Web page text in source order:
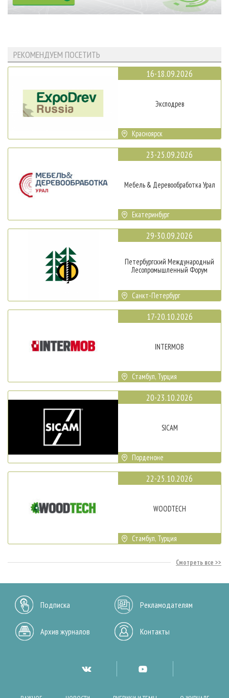
РЕКОМЕНДУЕМ ПОСЕТИТЬ
16-18.09.2026
Эксподрев
Красноярск
23-25.09.2026
Мебель & Деревообработка Урал
Екатеринбург
29-30.09.2026
Петербургский Международный
Лесопромышленный Форум
Санкт-Петербург
17-20.10.2026
INTERMOB
Стамбул, Турция
20-23.10.2026
SICAM
Порденоне
22-25.10.2026
WOODTECH
Стамбул, Турция
Смотреть все
Подписка Рекламодателям
Архив журналов Контакты